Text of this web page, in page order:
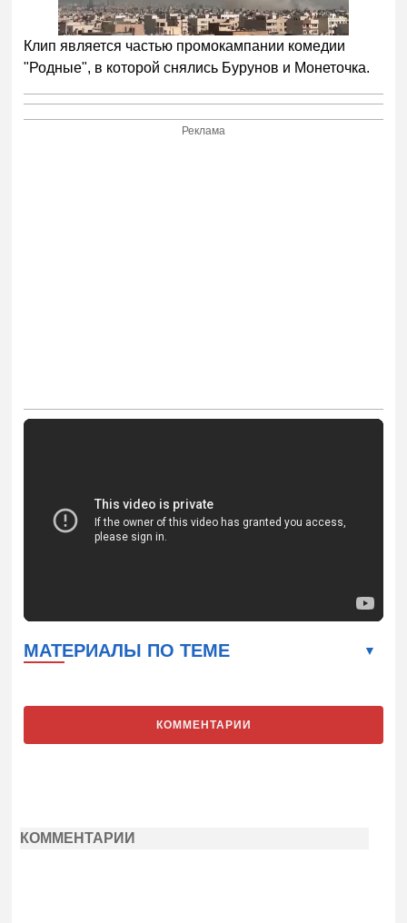
Клип является частью промокампании комедии
"Родные", в которой снялись Бурунов и Монеточка.
Реклама
МАТЕРИАЛЫ ПО ТЕМЕ
КОММЕНТАРИИ
КОММЕНТАРИИ